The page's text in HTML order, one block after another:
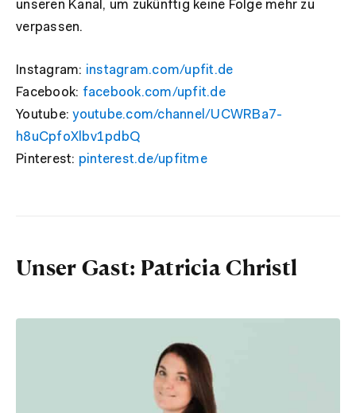
unseren Kanal, um zukünftig keine Folge mehr zu
verpassen.
Instagram: instagram.com/upfit.de
Facebook: facebook.com/upfit.de
Youtube:youtube.com/channel/UCWRBa7-
h8uCpfoXlbv1pd bQ
Pinterest: pinterest.de/upfitme
Unser Gast: Patricia Christl